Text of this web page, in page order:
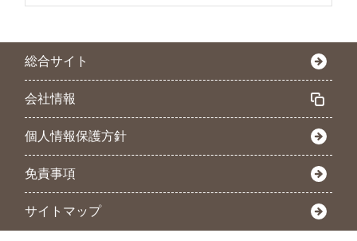
総合サイト
会社情報
個人情報保護方針
免責事項
サイトマップ